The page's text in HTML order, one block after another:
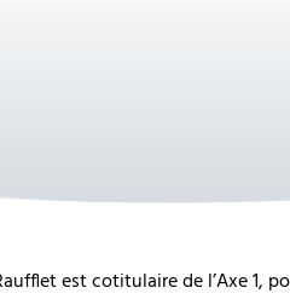
est cotitulaire de l’Axe 1,